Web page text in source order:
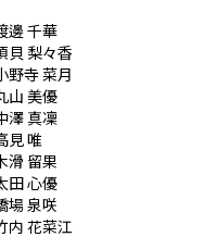
邊 千華
貝 梨々香
野寺 菜月
山 美優
澤 真凜
見 唯
滑 留果
田 心優
場 泉咲
内 花菜江